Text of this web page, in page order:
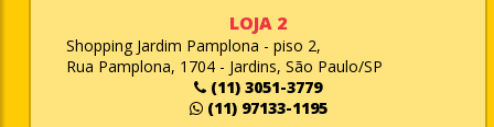
LOJA 2
Shopping Jardim Pamplona - piso 2,
Rua Pamplona, 1704 - Jardins, São Paulo/SP
(11) 3051-3779
(11) 97133-1195